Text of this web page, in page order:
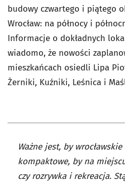
budowy czwartego i piątego
Wrocław: na północy i
Informacje o dokładnych
wiadomo, że nowości
mieszkańcach osiedli Lipa
Żerniki, Kuźniki, Leśnica i
Ważne jest, by
kompaktowe, by na
czy rozrywka i rekreacja.